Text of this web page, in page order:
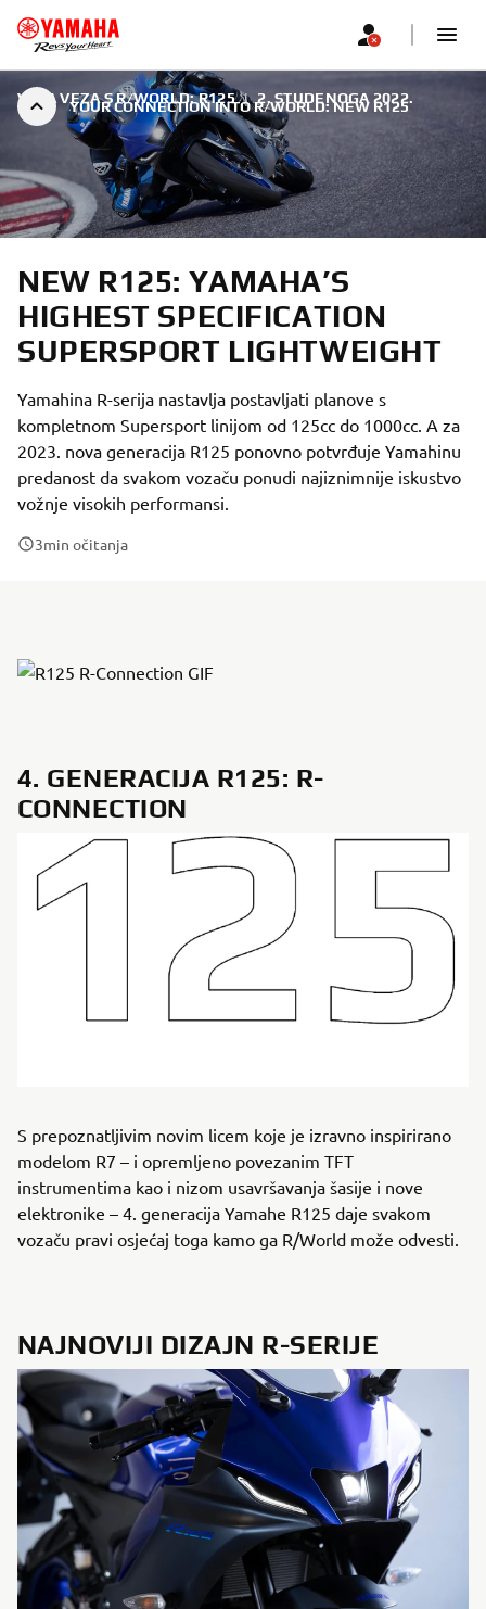
YOUR CONNECTION INTO R/WORLD: NEW R125
VAŠA VEZA S R/WORLD: R125 | 2. STUDENOGA 2022.
NEW R125: YAMAHA’S
HIGHEST SPECIFICATION
SUPERSPORT LIGHTWEIGHT
Yamahina R-serija nastavlja postavljati planove s
kompletnom Supersport linijom od 125cc do 1000cc. A za
2023. nova generacija R125 ponovno potvrđuje Yamahinu
predanost da svakom vozaču ponudi najiznimnije iskustvo
vožnje visokih performansi.
3min očitanja
4. GENERACIJA R125: R-
CONNECTION
S prepoznatljivim novim licem koje je izravno inspirirano
modelom R7 – i opremljeno povezanim TFT
instrumentima kao i nizom usavršavanja šasije i nove
elektronike – 4. generacija Yamahe R125 daje svakom
vozaču pravi osjećaj toga kamo ga R/World može odvesti.
NAJNOVIJI DIZAJN R-SERIJE